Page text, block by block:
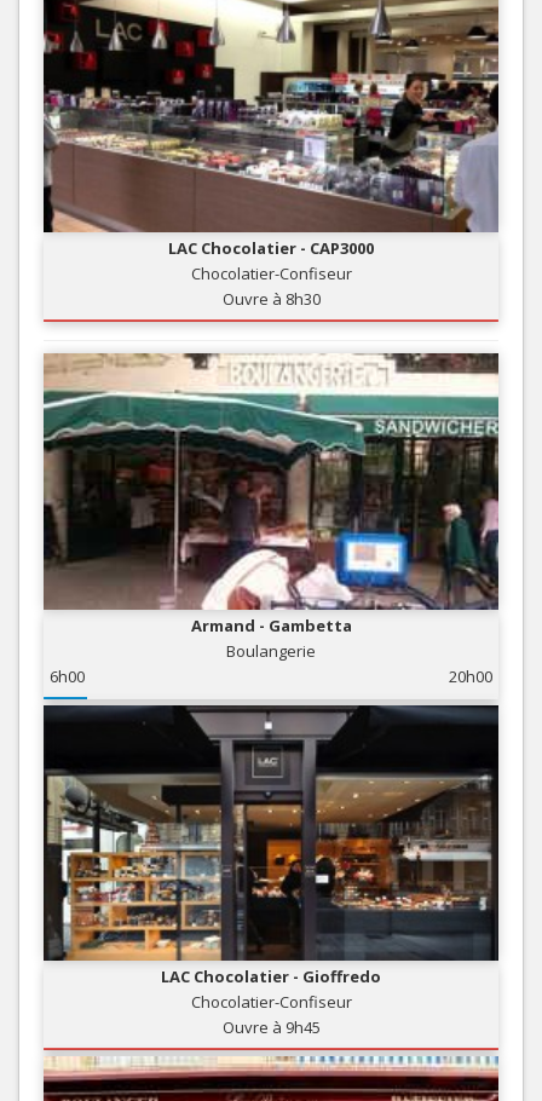
LAC Chocolatier - CAP3000
Chocolatier-Confiseur
Ouvre à 8h30
Armand - Gambetta
Boulangerie
6h00
20h00
LAC Chocolatier - Gioffredo
Chocolatier-Confiseur
Ouvre à 9h45